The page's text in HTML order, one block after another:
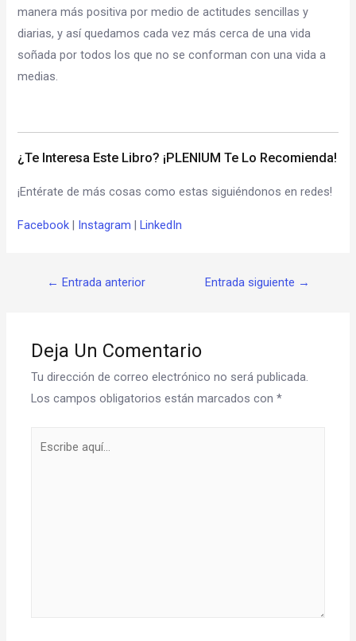
manera más positiva por medio de actitudes sencillas y
diarias, y así quedamos cada vez más cerca de una vida
soñada por todos los que no se conforman con una vida a
medias.
¿Te Interesa Este Libro? ¡PLENIUM Te Lo Recomienda!
¡Entérate de más cosas como estas siguiéndonos en redes!
Facebook | Instagram |LinkedIn
← Entrada anterior Entrada siguiente →
Deja Un Comentario
Tu dirección de correo electrónico no será publicada.
Los campos obligatorios están marcados con*